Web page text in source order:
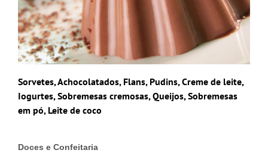
Sorvetes, Achocolatados, Flans, Pudins, Creme de leite,
Iogurtes, Sobremesas cremosas, Queijos, Sobremesas
em pó, Leite de coco
Doces e Confeitaria